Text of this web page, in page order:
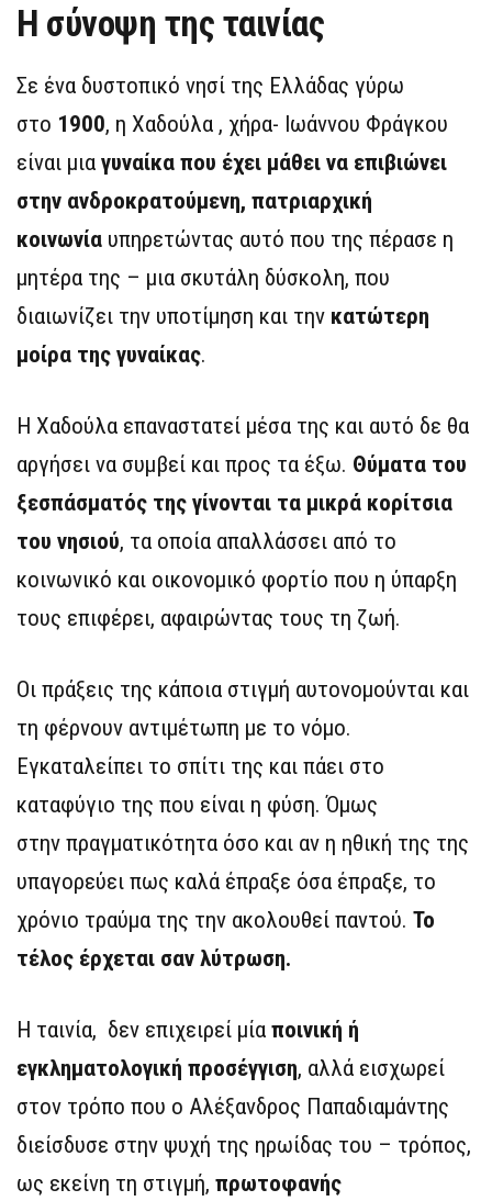
Η σύνοψη της ταινίας
Σε ένα δυστοπικό νησί της Ελλάδας γύρω
στο 1900, η Χαδούλα , χήρα- Ιωάννου Φράγκου
είναι μια γυναίκα που έχει μάθει να επιβιώνει
στην ανδροκρατούμενη, πατριαρχική
κοινωνία υπηρετώντας αυτό που της πέρασε η
μητέρα της – μια σκυτάλη δύσκολη, που
διαιωνίζει την υποτίμηση και την κατώτερη
μοίρα της γυναίκας.
Η Χαδούλα επαναστατεί μέσα της και αυτό δε θα
αργήσει να συμβεί και προς τα έξω. Θύματα του
ξεσπάσματός της γίνονται τα μικρά κορίτσια
του νησιού, τα οποία απαλλάσσει από το
κοινωνικό και οικονομικό φορτίο που η ύπαρξη
τους επιφέρει, αφαιρώντας τους τη ζωή.
Οι πράξεις της κάποια στιγμή αυτονομούνται και
τη φέρνουν αντιμέτωπη με το νόμο.
Εγκαταλείπει το σπίτι της και πάει στο
καταφύγιο της που είναι η φύση. Όμως
στην πραγματικότητα όσο και αν η ηθική της της
υπαγορεύει πως καλά έπραξε όσα έπραξε, το
χρόνιο τραύμα της την ακολουθεί παντού. Το
τέλος έρχεται σαν λύτρωση.
Η ταινία, δεν επιχειρεί μία ποινική ή
εγκληματολογική προσέγγιση, αλλά εισχωρεί
στον τρόπο που ο Αλέξανδρος Παπαδιαμάντης
διείσδυσε στην ψυχή της ηρωίδας του – τρόπος,
ως εκείνη τη στιγμή, πρωτοφανής